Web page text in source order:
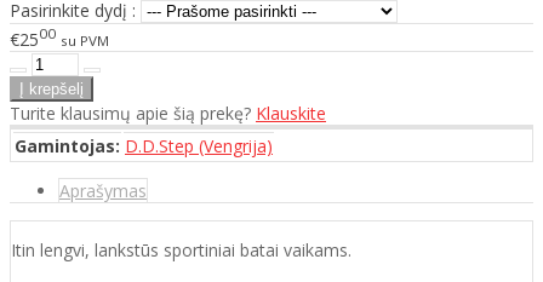
Pasirinkite dydį :
€2500 su PVM
Turite klausimų apie šią prekę? Klauskite
Gamintojas: D.D.Step (Vengrija)
Aprašymas
Itin lengvi, lankstūs sportiniai batai vaikams.